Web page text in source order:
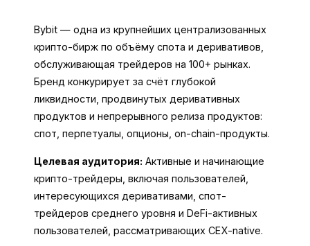
Bybit — одна из крупнейших централизованных
крипто-бирж по объёму спота и деривативов,
обслуживающая трейдеров на 100+ рынках.
Бренд конкурирует за счёт глубокой
ликвидности, продвинутых деривативных
продуктов и непрерывного релиза продуктов:
спот, перпетуалы, опционы, on-chain-продукты.
Целевая аудитория: Активные и начинающие
крипто-трейдеры, включая пользователей,
интересующихся деривативами, спот-
трейдеров среднего уровня и DeFi-активных
пользователей, рассматривающих CEX-native.